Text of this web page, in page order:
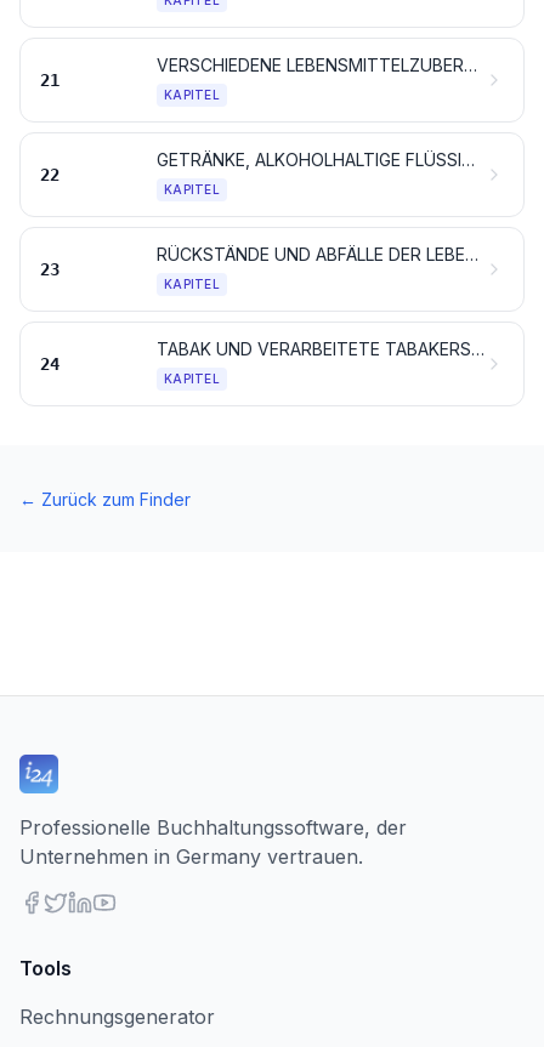
21
VERSCHIEDENE LEBENSMITTELZUBEREITUNGEN
KAPITEL
22
GETRÄNKE, ALKOHOLHALTIGE FLÜSSIGKEITEN UND ESSIG
KAPITEL
23
RÜCKSTÄNDE UND ABFÄLLE DER LEBENSMITTELINDUSTRIE; ZUBEREITETES FUTTER
KAPITEL
24
TABAK UND VERARBEITETE TABAKERSATZSTOFFE; ERZEUGNISSE, AUCH NIKOTINHALTIG, DIE ZUR INHALATION OHNE VERBRENNUNG BESTIMMT SIND; ANDERE NIKOTINHALTIGE ERZEUGNISSE, DIE ZUR NIKOTINAUFNAHME IN DEN MENSCHLICHEN KÖRPER BESTIMMT SIND
KAPITEL
← Zurück zum Finder
Professionelle Buchhaltungssoftware, der
Unternehmen in Germany vertrauen.
Tools
Rechnungsgenerator